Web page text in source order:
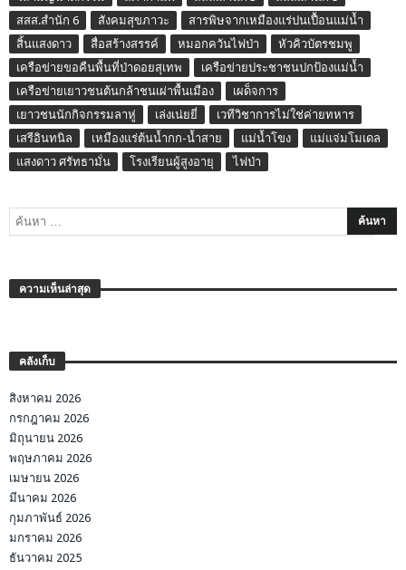
สสส.สำนัก 6
สังคมสุขภาวะ
สารพิษจากเหมืองแร่ปนเปื้อนแม่น้ำ
สิ้นแสงดาว
สื่อสร้างสรรค์ หมอกควันไฟป่า
หัวคิวบัตรชมพู
เครือข่ายขอคืนพื้นที่ป่าดอยสุเทพ
เครือข่ายประชาชนปกป้องแม่น้ำ
เครือข่ายเยาวชนต้นกล้าชนเผ่าพื้นเมือง
เผด็จการ
เยาวชนนักกิจกรรมลาหู่
เล่งเน่ยยี่
เวทีวิชาการไม่ใช่ค่ายทหาร
เสรีอินทนิล
เหมืองแร่ต้นน้ำกก-น้ำสาย แม่น้ำโขง
แม่แจ่มโมเดล
แสงดาว ศรัทธามั่น
โรงเรียนผู้สูงอายุ ไฟป่า
ความเห็นล่าสุด
คลังเก็บ
สิงหาคม 2026
กรกฎาคม 2026
มิถุนายน 2026
พฤษภาคม 2026
เมษายน 2026
มีนาคม 2026
กุมภาพันธ์ 2026
มกราคม 2026
ธันวาคม 2025